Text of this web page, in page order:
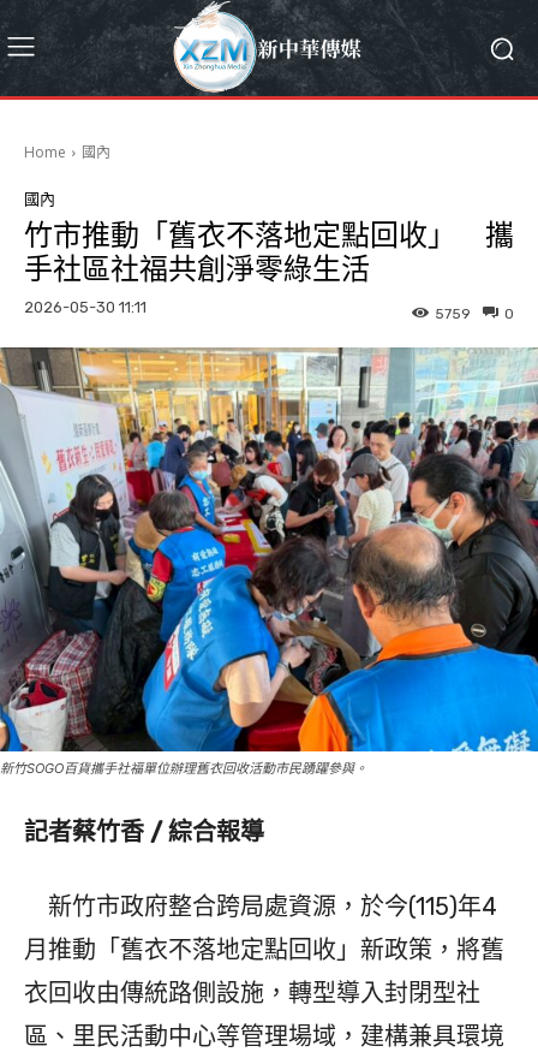
Home 國內
國內
竹市推動「舊衣不落地定點回收」 攜
手社區社福共創淨零綠生活
2026-05-30 11:11 0
5759
新竹SOGO百貨攜手社福單位辦理舊衣回收活動市民踴躍參與。
記者蔡竹香 / 綜合報導
新竹市政府整合跨局處資源，於今(115)年4
月推動「舊衣不落地定點回收」新政策，將舊
衣回收由傳統路側設施，轉型導入封閉型社
區、里民活動中心等管理場域，建構兼具環境